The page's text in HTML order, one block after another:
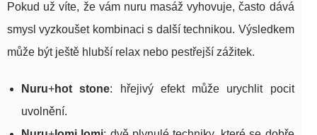
Pokud už víte, že vám nuru masáž vyhovuje, často dává
smysl vyzkoušet kombinaci s další technikou. Výsledkem
může být ještě hlubší relax nebo pestřejší zážitek.
Nuru+hot stone: hřejivý efekt může urychlit pocit
uvolnění.